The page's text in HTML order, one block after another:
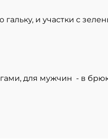
и участки с
для мужчин - в